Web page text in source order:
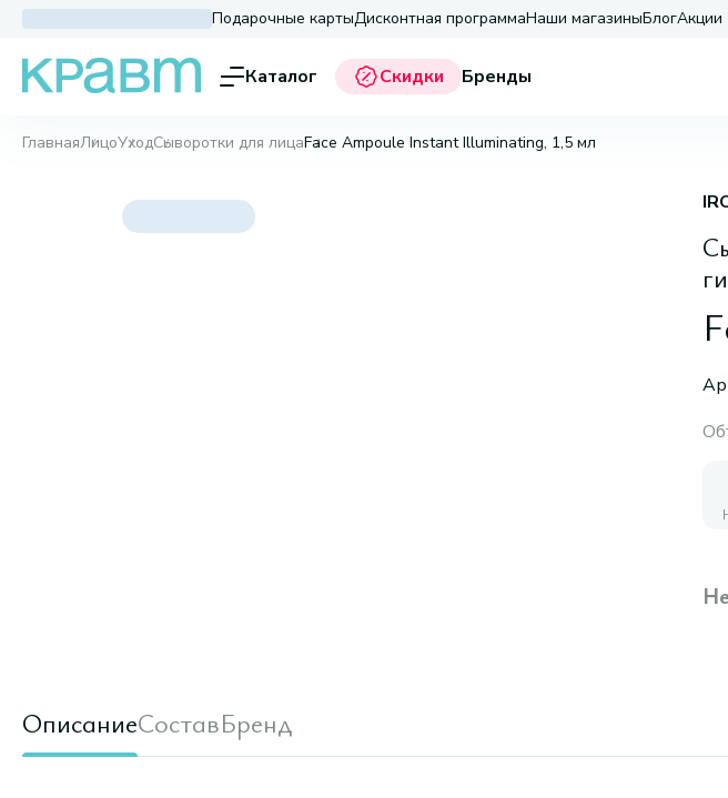
Подарочные картыДисконтная программаНаши магазиныБлогАкции
Каталог Скидки Бренды
ГлавнаяЛицоУходСыворотки для лицаFace Ampoule Instant Illuminating, 1,5 мл
ОписаниеСоставБренд